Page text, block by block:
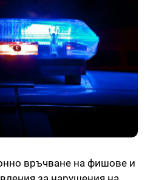
връчване на фишове и